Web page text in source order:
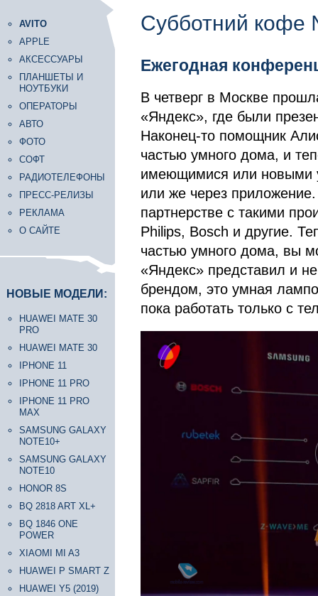
AVITO
APPLE
АКСЕССУАРЫ
ПЛАНШЕТЫ И
НОУТБУКИ
ОПЕРАТОРЫ
АВТО
ФОТО
СОФТ
РАДИОТЕЛЕФОНЫ
ПРЕСС-РЕЛИЗЫ
РЕКЛАМА
О САЙТЕ
НОВЫЕ МОДЕЛИ:
HUAWEI MATE 30
PRO
HUAWEI MATE 30
IPHONE 11
IPHONE 11 PRO
IPHONE 11 PRO
MAX
SAMSUNG GALAXY
NOTE10+
SAMSUNG GALAXY
NOTE10
HONOR 8S
BQ 2818 ART XL+
BQ 1846 ONE
POWER
XIAOMI MI A3
HUAWEI P SMART Z
HUAWEI Y5 (2019)
Субботний
Ежегодная
В четверг в Москве
«Яндекс», где были
Наконец-то помощник
частью умного дома, и
имеющимися или новыми
или же через
партнерстве с такими
Philips, Bosch и другие.
частью умного дома, вы
«Яндекс» представил и
брендом, это умная
пока работать только с